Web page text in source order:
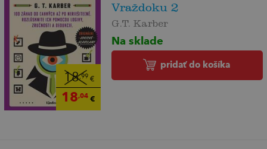
18,99 €
18,04€
Vraždoku 2
G.T. Karber
Na sklade
pridať do košíka